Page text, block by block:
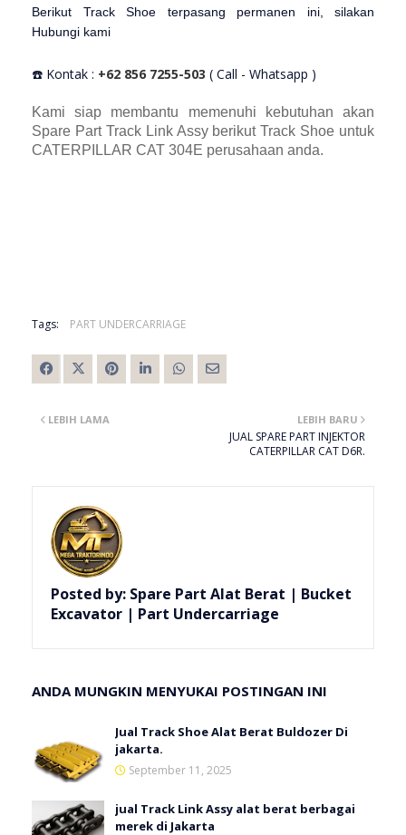
Berikut Track Shoe terpasang permanen ini, silakan
Hubungi kami
☎️ Kontak : +62 856 7255-503 ( Call - Whatsapp )
Kami siap membantu memenuhi kebutuhan akan
Spare Part Track Link Assy berikut Track Shoe untuk
CATERPILLAR CAT 304E perusahaan anda.
Tags: PART UNDERCARRIAGE
LEBIH BARU
JUAL SPARE PART INJEKTOR
CATERPILLAR CAT D6R.
LEBIH LAMA
Posted by: Spare Part Alat Berat | Bucket
Excavator | Part Undercarriage
ANDA MUNGKIN MENYUKAI POSTINGAN INI
Jual Track Shoe Alat Berat Buldozer Di
jakarta.
September 11, 2025
jual Track Link Assy alat berat berbagai
merek di Jakarta